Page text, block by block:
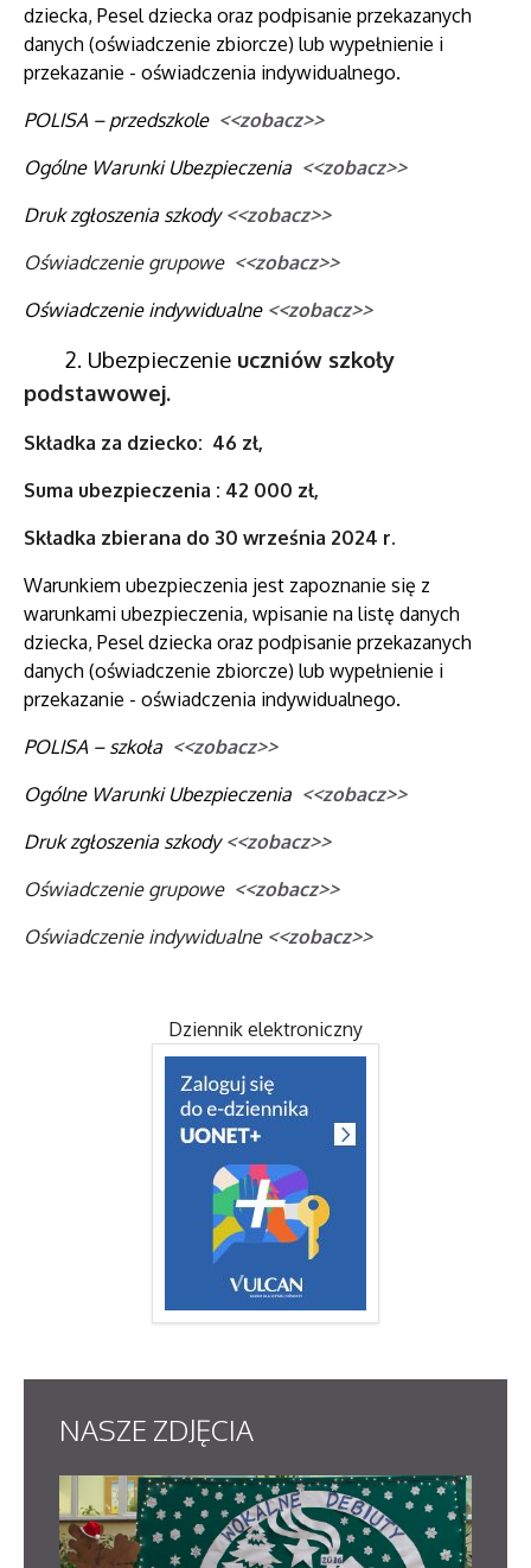
dziecka, Pesel dziecka oraz podpisanie przekazanych
danych (oświadczenie zbiorcze) lub wypełnienie i
przekazanie - oświadczenia indywidualnego.
POLISA – przedszkole <<zobacz>>
Ogólne Warunki Ubezpieczenia <<zobacz>>
Druk zgłoszenia szkody <<zobacz>>
Oświadczenie grupowe <<zobacz>>
Oświadczenie indywidualne <<zobacz>>
2. Ubezpieczenie uczniów szkoły
podstawowej.
Składka za dziecko: 46 zł,
Suma ubezpieczenia : 42 000 zł,
Składka zbierana do 30 września 2024 r.
Warunkiem ubezpieczenia jest zapoznanie się z
warunkami ubezpieczenia, wpisanie na listę danych
dziecka, Pesel dziecka oraz podpisanie przekazanych
danych (oświadczenie zbiorcze) lub wypełnienie i
przekazanie - oświadczenia indywidualnego.
POLISA – szkoła <<zobacz>>
Ogólne Warunki Ubezpieczenia <<zobacz>>
Druk zgłoszenia szkody <<zobacz>>
Oświadczenie grupowe <<zobacz>>
Oświadczenie indywidualne <<zobacz>>
Dziennik elektroniczny
NASZE ZDJĘCIA